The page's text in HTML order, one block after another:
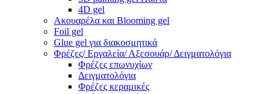
4D gel
Ακουαρέλα και Blooming gel
Foil gel
Glue gel για διακοσμητικά
Φρέζες/ Εργαλεία/ Αξεσουάρ/ Δειγματολόγια
Φρέζες επωνυχίων
Δειγματολόγια
Φρέζες κεραμικές